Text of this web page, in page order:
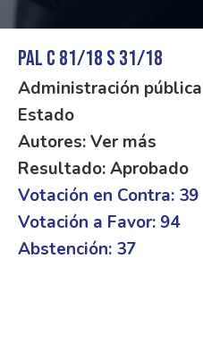
PAL C 81/18 S 31/18
Administración
Estado
Autores: Ver más
Resultado: Aprobado
Votación en Contra: 39
Votación a Favor: 94
Abstención: 37